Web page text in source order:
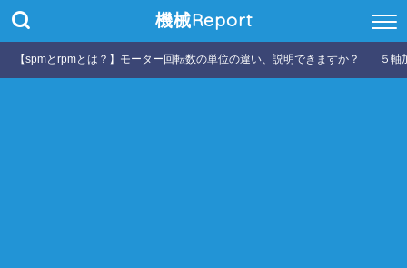
機械Report
【spmとrpmとは？】モーター回転数の単位の違い、説明できますか？ ５軸